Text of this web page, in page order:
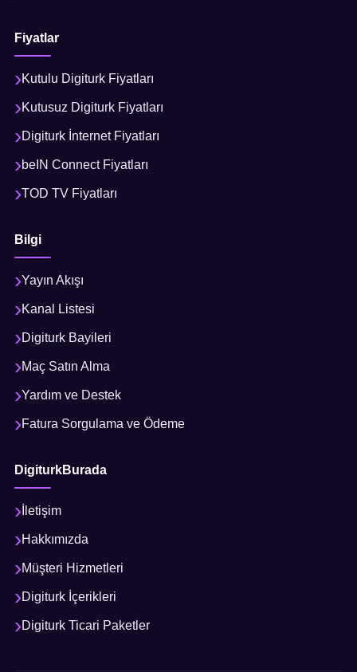
Fiyatlar
Kutulu Digiturk Fiyatları
Kutusuz Digiturk Fiyatları
Digiturk İnternet Fiyatları
beIN Connect Fiyatları
TOD TV Fiyatları
Bilgi
Yayın Akışı
Kanal Listesi
Digiturk Bayileri
Maç Satın Alma
Yardım ve Destek
Fatura Sorgulama ve Ödeme
DigiturkBurada
İletişim
Hakkımızda
Müşteri Hizmetleri
Digiturk İçerikleri
Digiturk Ticari Paketler